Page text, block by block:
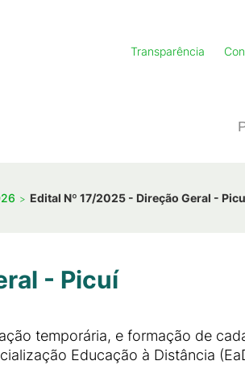
Transparência
Edital Nº 17/2025 - Direção Geral -
- Picuí
temporária, e formação de
Educação à Distância